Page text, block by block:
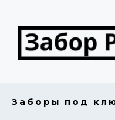
Заборы под